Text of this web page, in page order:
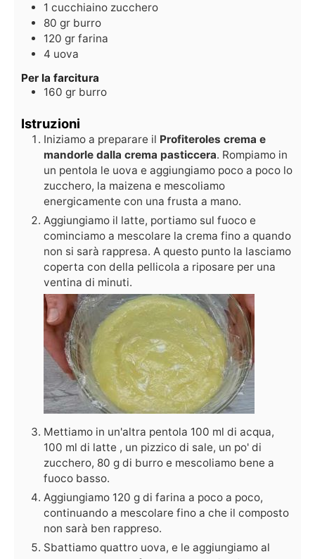
1 cucchiaino zucchero
80 gr burro
120 gr farina
4 uova
Per la farcitura
160 gr burro
Istruzioni
Iniziamo a preparare il Profiteroles crema e
mandorle dalla crema pasticcera. Rompiamo in
un pentola le uova e aggiungiamo poco a poco lo
zucchero, la maizena e mescoliamo
energicamente con una frusta a mano.
Aggiungiamo il latte, portiamo sul fuoco e
cominciamo a mescolare la crema fino a quando
non si sarà rappresa. A questo punto la lasciamo
coperta con della pellicola a riposare per una
ventina di minuti.
Mettiamo in un'altra pentola 100 ml di acqua,
100 ml di latte , un pizzico di sale, un po' di
zucchero, 80 g di burro e mescoliamo bene a
fuoco basso.
Aggiungiamo 120 g di farina a poco a poco,
continuando a mescolare fino a che il composto
non sarà ben rappreso.
Sbattiamo quattro uova, e le aggiungiamo al